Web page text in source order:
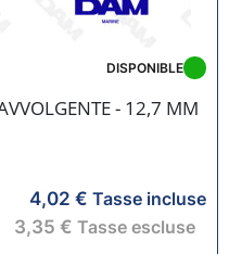
- 12,7 MM
DISPONIBLE
4,02 € Tasse incluse
3,35 € Tasse escluse